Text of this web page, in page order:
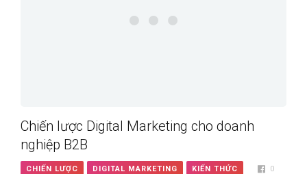
Chiến lược Digital Marketing cho doanh
nghiệp B2B
CHIẾN LƯỢC DIGITAL MARKETING KIẾN THỨC
0